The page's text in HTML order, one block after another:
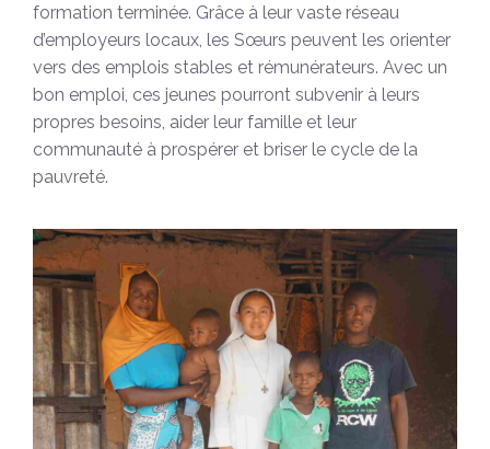
formation terminée. Grâce à leur vaste réseau
d’employeurs locaux, les Sœurs peuvent les orienter
vers des emplois stables et rémunérateurs. Avec un
bon emploi, ces jeunes pourront subvenir à leurs
propres besoins, aider leur famille et leur
communauté à prospérer et briser le cycle de la
pauvreté.